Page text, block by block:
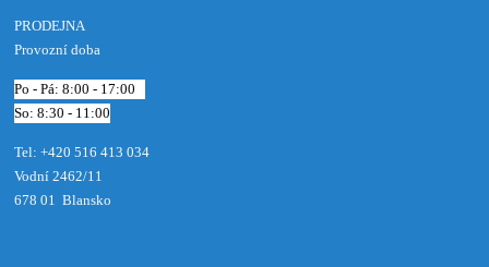
PRODEJNA
Provozní doba
Po - Pá: 8:00 - 17:00
So: 8:30 - 11:00
Tel: +420 516 413 034‬
Vodní 2462/11
678 01 Blansko